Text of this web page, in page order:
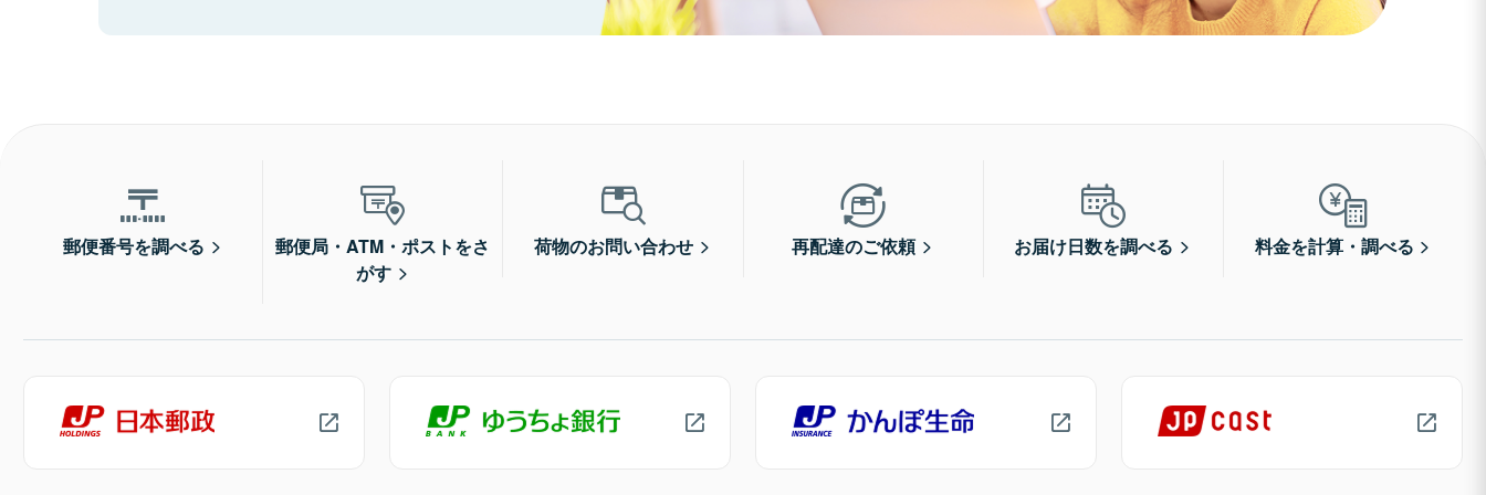
郵便番号を調べる
郵便局・ATM・ポストをさ
がす
荷物のお問い合わせ 再配達のご依頼 お届け日数を調べる 料金を計算・調べる